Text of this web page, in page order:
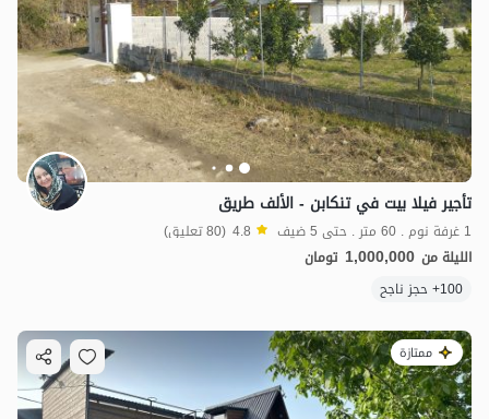
تأجير فيلا بيت في تنكابن - الألف طريق
1 غرفة نوم . 60 متر . حتى 5 ضيف 4.8 (80 تعليق)
الليلة من 1,000,000 تومان
100+ حجز ناجح
ممتازة